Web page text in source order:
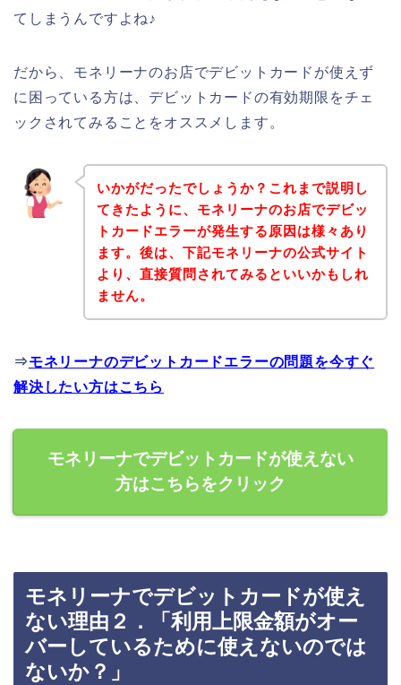
てしまうんですよね♪
だから、モネリーナのお店でデビットカードが使えず
に困っている方は、デビットカードの有効期限をチェ
ックされてみることをオススメします。
いかがだったでしょうか？これまで説明し
てきたように、モネリーナのお店でデビッ
トカードエラーが発生する原因は様々あり
ます。後は、下記モネリーナの公式サイト
より、直接質問されてみるといいかもしれ
ません。
⇒モネリーナのデビットカードエラーの問題を今すぐ
解決したい方はこちら
モネリーナでデビットカードが使えない
方はこちらをクリック
モネリーナでデビットカードが使え
ない理由２．「利用上限金額がオー
バーしているために使えないのでは
ないか？」